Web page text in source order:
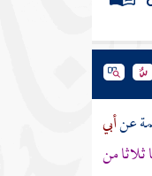
عنأبي
من